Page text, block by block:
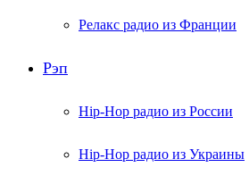
Релакс радио из Франции
Рэп
Hip-Hop радио из России
Hip-Hop радио из Украины